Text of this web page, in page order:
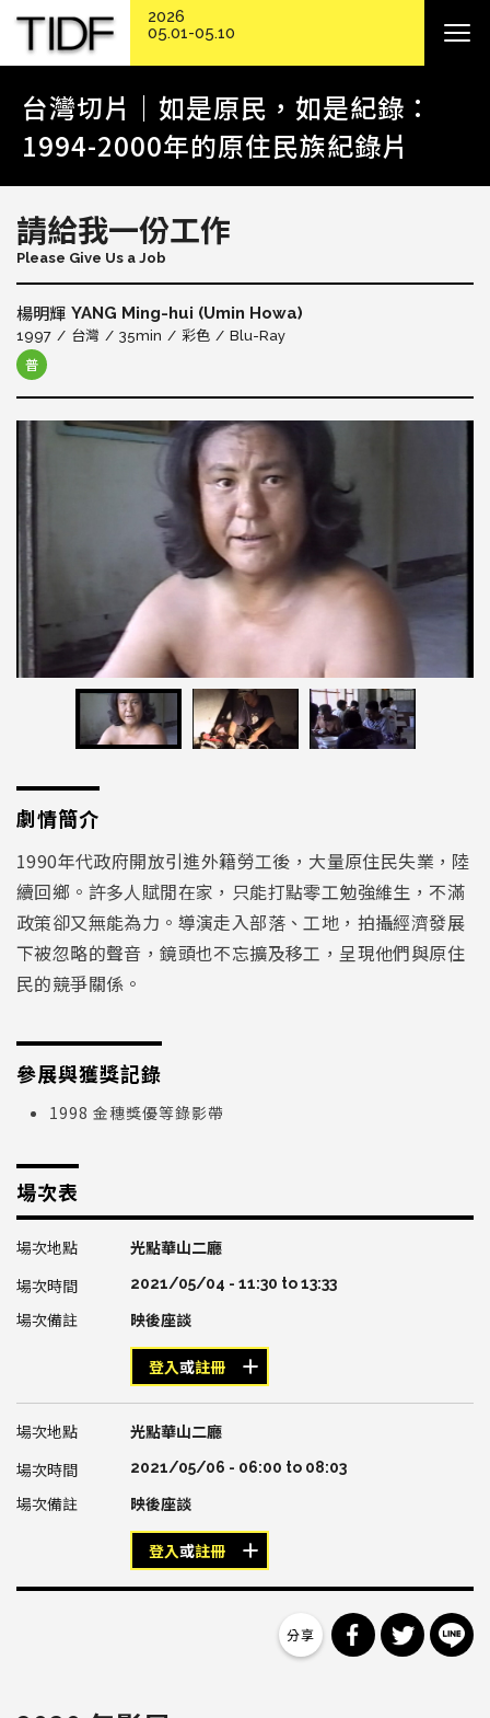
台灣切片｜如是原民，如是紀錄：
1994-2000年的原住民族紀錄片
請給我一份工作
Please Give Us a Job
楊明輝 YANG Ming-hui (Umin Howa)
1997 台灣 35min 彩色 Blu-Ray
普
劇情簡介
1990年代政府開放引進外籍勞工後，大量原住民失業，陸
續回鄉。許多人賦閒在家，只能打點零工勉強維生，不滿
政策卻又無能為力。導演走入部落、工地，拍攝經濟發展
下被忽略的聲音，鏡頭也不忘擴及移工，呈現他們與原住
民的競爭關係。
參展與獲獎記錄
1998 金穗獎優等錄影帶
場次表
光點華山二廳
2021/05/04 - 11:30 to13:33
映後座談
登入或註冊
光點華山二廳
2021/05/06 - 06:00 to 08:03
映後座談
登入或註冊
分享到分享到
2026
05.01-05.10